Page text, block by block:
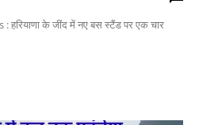
हरियाणा के जींद में नए बस स्टैंड पर एक चार